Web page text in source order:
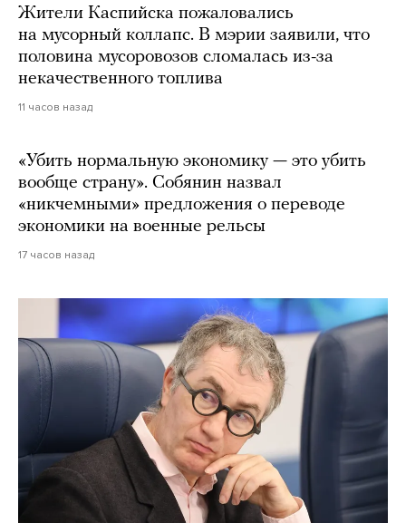
Жители Каспийска пожаловались
на мусорный коллапс. В мэрии заявили, что
половина мусоровозов сломалась из-за
некачественного топлива
11 часов назад
«Убить нормальную экономику — это убить
вообще страну». Собянин назвал
«никчемными» предложения о переводе
экономики на военные рельсы
17 часов назад